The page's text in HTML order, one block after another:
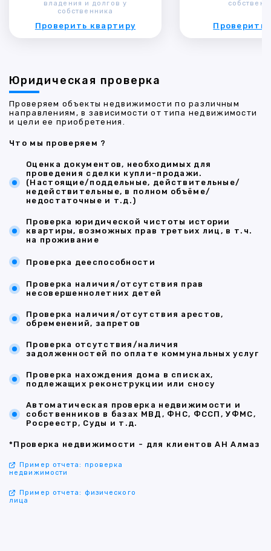
владения и долгов у
собственника
Проверить квартиру Проверить
Юридическая проверка
Проверяем объекты недвижимости по различным
направлениям, в зависимости от типа недвижимости
и цели ее приобретения.
Что мы проверяем ?
Оценка документов, необходимых для
проведения сделки купли-продажи.
(Настоящие/поддельные, действительные/
недействительные, в полном объёме/
недостаточные и т.д.)
Проверка юридической чистоты истории
квартиры, возможных прав третьих лиц, в т.ч.
на проживание
Проверка дееспособности
Проверка наличия/отсутствия прав
несовершеннолетних детей
Проверка наличия/отсутствия арестов,
обременений, запретов
Проверка отсутствия/наличия
задолженностей по оплате коммунальных услуг
Проверка нахождения дома в списках,
подлежащих реконструкции или сносу
Автоматическая проверка недвижимости и
собственников в базах МВД, ФНС, ФССП, УФМС,
Росреестр, Суды и т.д.
*Проверка недвижимости - для клиентов АН Алмаз
Пример отчета: проверка
недвижимости
Пример отчета: физического
лица